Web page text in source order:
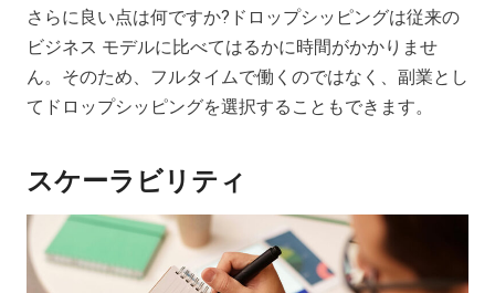
さらに良い点は何ですか?ドロップシッピングは従来の
ビジネス モデルに比べてはるかに時間がかかりませ
ん。そのため、フルタイムで働くのではなく、副業とし
てドロップシッピングを選択することもできます。
スケーラビリティ